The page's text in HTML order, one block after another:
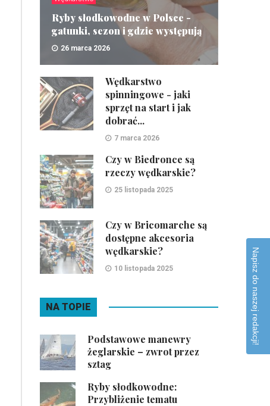
Ryby słodkowodne w Polsce -
gatunki, sezon i gdzie występują
26 marca 2026
Wędkarstwo
spinningowe - jaki
sprzęt na start i jak
dobrać...
7 marca 2026
Czy w Biedronce są
rzeczy wędkarskie?
25 listopada 2025
Czy w Bricomarche są
dostępne akcesoria
wędkarskie?
10 listopada 2025
NA TOPIE
Podstawowe manewry
żeglarskie – zwrot przez
sztag
Ryby słodkowodne:
Przybliżenie tematu
Napisz do naszej redakcji!